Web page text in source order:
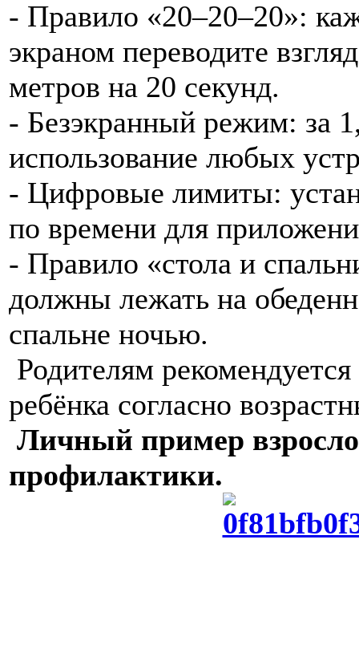
- Правило «20–20–20»:
экраном переводите
метров на 20 секунд.
- Безэкранный режим: за
использование любых
- Цифровые лимиты:
по времени для
- Правило «стола и
должны лежать на
спальне ночью.
Родителям
ребёнка согласно
Личный пример
профилактики.